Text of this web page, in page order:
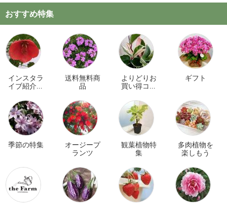
おすすめ特集
インスタラ
イブ紹介商
送料無料商
品
よりどりお
買い得コー
ギフト
季節の特集
オージープ
ランツ
観葉植物特
集
多肉植物を
楽しもう